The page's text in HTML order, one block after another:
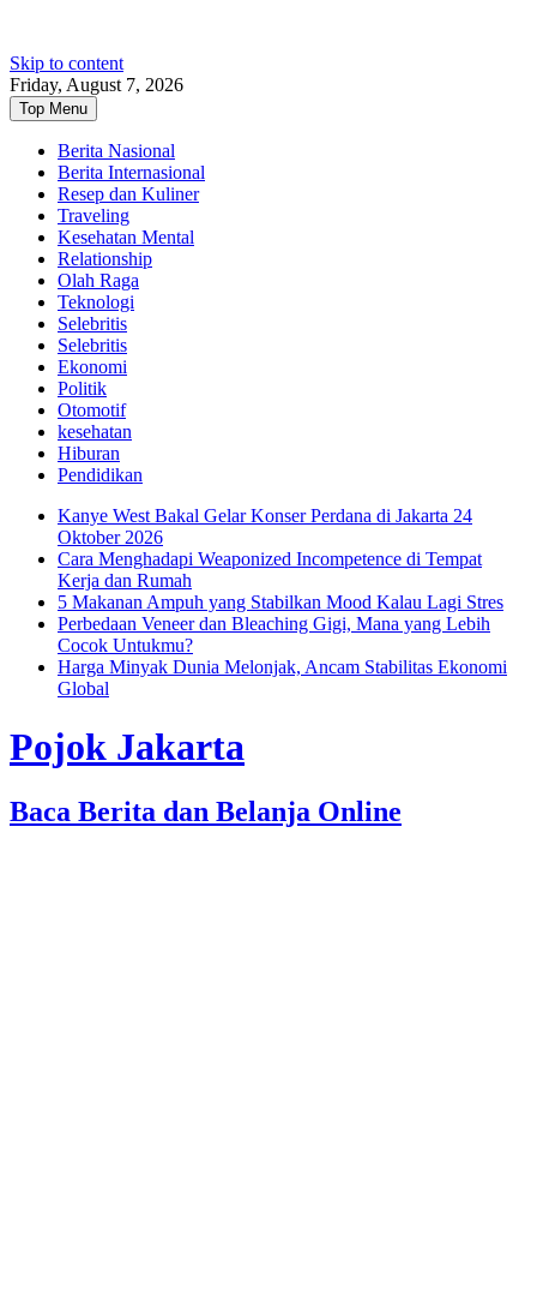
Skip to content
Friday, August 7, 2026
Top Menu
Berita Nasional
Berita Internasional
Resep dan Kuliner
Traveling
Kesehatan Mental
Relationship
Olah Raga
Teknologi
Selebritis
Selebritis
Ekonomi
Politik
Otomotif
kesehatan
Hiburan
Pendidikan
Kanye West Bakal Gelar Konser Perdana di Jakarta 24
Oktober 2026
Cara Menghadapi Weaponized Incompetence di Tempat
Kerja dan Rumah
5 Makanan Ampuh yang Stabilkan Mood Kalau Lagi Stres
Perbedaan Veneer dan Bleaching Gigi, Mana yang Lebih
Cocok Untukmu?
Harga Minyak Dunia Melonjak, Ancam Stabilitas Ekonomi
Global
Pojok Jakarta
Baca Berita dan Belanja Online